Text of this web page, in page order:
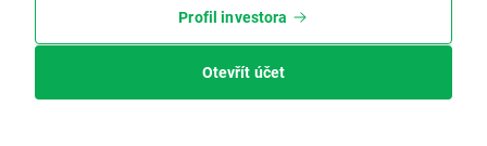
Profil investora
Otevřít účet